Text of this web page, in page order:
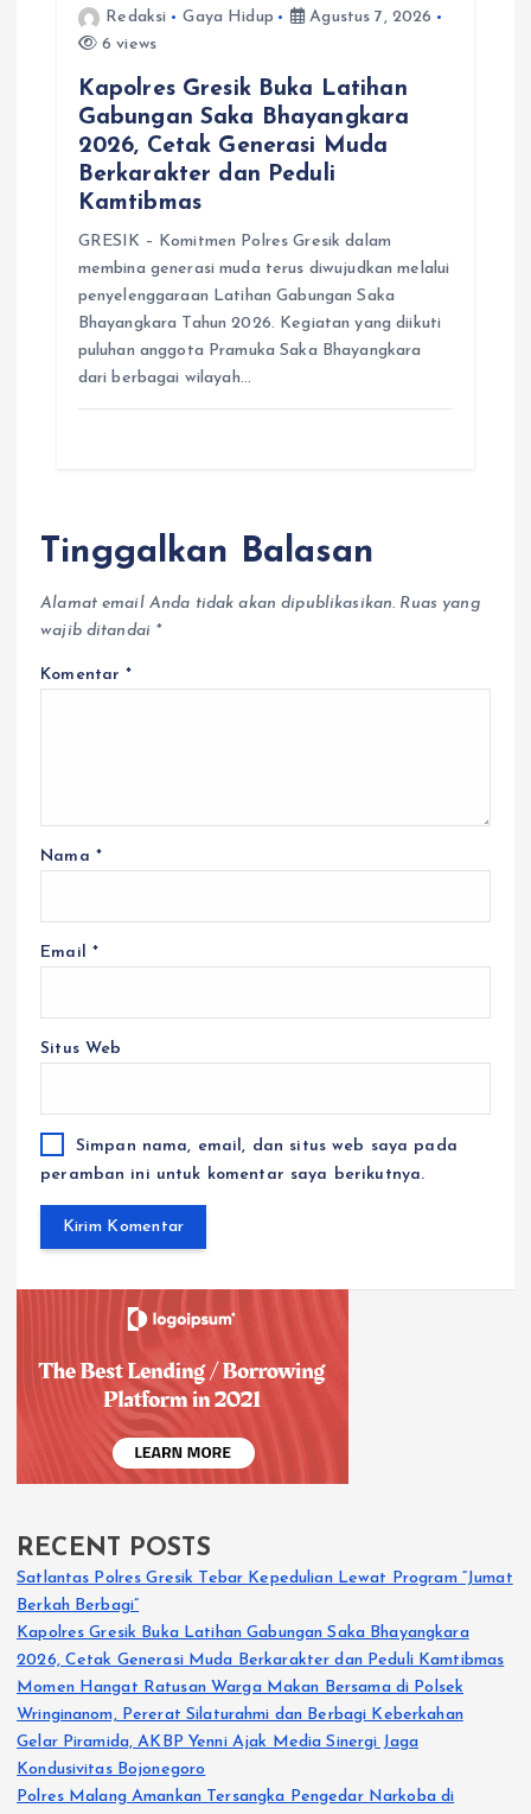
Redaksi Gaya Hidup
Agustus 7, 2026
6 views
Kapolres Gresik Buka Latihan
Gabungan Saka Bhayangkara
2026, Cetak Generasi Muda
Berkarakter dan Peduli
Kamtibmas
GRESIK – Komitmen Polres Gresik dalam
membina generasi muda terus diwujudkan melalui
penyelenggaraan Latihan Gabungan Saka
Bhayangkara Tahun 2026. Kegiatan yang diikuti
puluhan anggota Pramuka Saka Bhayangkara
dari berbagai wilayah…
Tinggalkan Balasan
Alamat email Anda tidak akan dipublikasikan. Ruas yang
wajib ditandai *
Komentar*
Nama *
Email *
Situs Web
Simpan nama, email, dan situs web saya pada
peramban ini untuk komentar saya berikutnya.
RECENT POSTS
Satlantas Polres Gresik Tebar Kepedulian Lewat Program “Jumat
Berkah Berbagi”
Kapolres Gresik Buka Latihan Gabungan Saka Bhayangkara
2026, Cetak Generasi Muda Berkarakter dan Peduli Kamtibmas
Momen Hangat Ratusan Warga Makan Bersama di Polsek
Wringinanom, Pererat Silaturahmi dan Berbagi Keberkahan
Gelar Piramida, AKBP Yenni Ajak Media Sinergi Jaga
Kondusivitas Bojonegoro
Polres Malang Amankan Tersangka Pengedar Narkoba di